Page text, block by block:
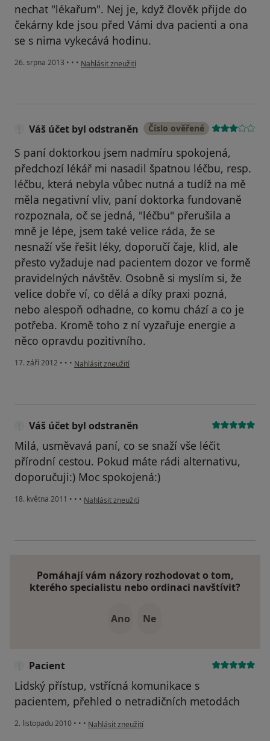
nechat "lékařum". Nej je, když člověk přijde do
čekárny kde jsou před Vámi dva pacienti a ona
se s nima vykecává hodinu.
26. srpna 2013 • • • podle názoru uživatele Váš účet byl odstraněn
Nahlásit zneužití
Váš účet byl odstraněn Číslo ověřené
S paní doktorkou jsem nadmíru spokojená,
předchozí lékář mi nasadil špatnou léčbu, resp.
léčbu, která nebyla vůbec nutná a tudíž na mě
měla negativní vliv, paní doktorka fundovaně
rozpoznala, oč se jedná, "léčbu" přerušila a
mně je lépe, jsem také velice ráda, že se
nesnaží vše řešit léky, doporučí čaje, klid, ale
přesto vyžaduje nad pacientem dozor ve formě
pravidelných návštěv. Osobně si myslím si, že
velice dobře ví, co dělá a díky praxi pozná,
nebo alespoň odhadne, co komu chází a co je
potřeba. Kromě toho z ní vyzařuje energie a
něco opravdu pozitivního.
17. září 2012 • • • podle názoru uživatele Váš účet byl odstraněn
Nahlásit zneužití
Váš účet byl odstraněn
Milá, usměvavá paní, co se snaží vše léčit
přírodní cestou. Pokud máte rádi alternativu,
doporučuji:) Moc spokojená:)
18. května 2011 • • • podle názoru uživatele Váš účet byl odstraněn
Nahlásit zneužití
Pomáhají vám názory rozhodovat o tom,
kterého specialistu nebo ordinaci navštívit?
Ano Ne
Pacient
Lidský přístup, vstřícná komunikace s
pacientem, přehled o netradičních metodách
2. listopadu 2010 • • • podle názoru uživatele Pacient
Nahlásit zneužití